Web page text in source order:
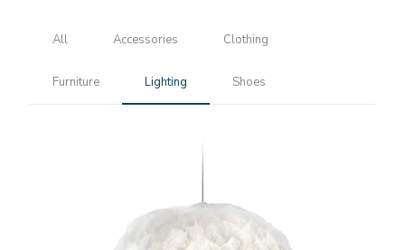
All Accessories Clothing
Furniture Lighting Shoes